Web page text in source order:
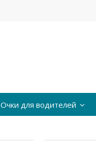
Очки для водителей